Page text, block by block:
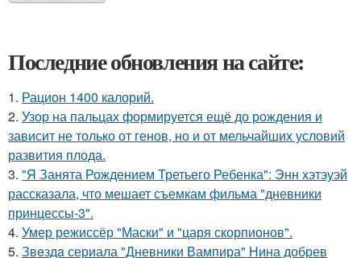
Последние обновления на сайте:
1. Рацион 1400 калорий.
2. Узор на пальцах формируется ещё до рождения и
зависит не только от генов, но и от мельчайших условий
развития плода.
3. "Я Занята Рождением Третьего Ребенка": Энн хэтэуэй
рассказала, что мешает съемкам фильма "дневники
принцессы-3".
4. Умер режиссёр "Маски" и "царя скорпионов".
5. Звeздa сериала "Дневники Вампира" Нина добрев